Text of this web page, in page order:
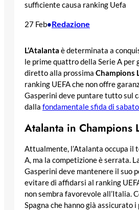
sufficiente causa ranking Uefa
27 Feb•Redazione
L’Atalanta è determinata a
le prime quattro della Serie A per
diretto alla prossima Champions
ranking UEFA che non offre
Gasperini deve puntare tutto sul
dalla fondamentale sfida di
Atalanta in Champions
Attualmente, l’Atalanta occupa il
A, ma la competizione è serrata.
Gasperini deve mantenere il suo
evitare di affidarsi al ranking
non sembra favorevole all’Italia.
Spagna che hanno già assicurato